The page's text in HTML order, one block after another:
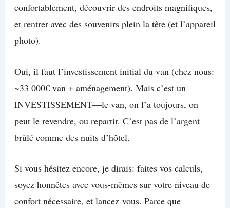
confortablement, découvrir des endroits magnifiques,
et rentrer avec des souvenirs plein la tête (et l’appareil
photo).
Oui, il faut l’investissement initial du van (chez nous:
~33 000€ van + aménagement). Mais c’est un
INVESTISSEMENT—le van, on l’a toujours, on
peut le revendre, ou repartir. C’est pas de l’argent
brûlé comme des nuits d’hôtel.
Si vous hésitez encore, je dirais: faites vos calculs,
soyez honnêtes avec vous-mêmes sur votre niveau de
confort nécessaire, et lancez-vous. Parce que